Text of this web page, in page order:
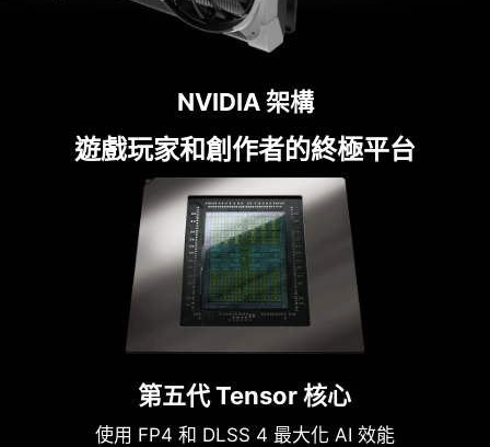
NVIDIA 架構
遊戲玩家和創作者的終極平台
第五代 Tensor 核心
使用 FP4 和 DLSS 4 最大化 AI 效能